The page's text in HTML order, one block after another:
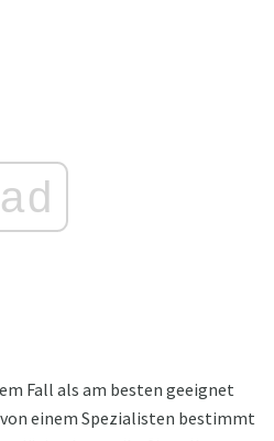
ad
Fall als am besten geeignet
einem Spezialisten bestimmt